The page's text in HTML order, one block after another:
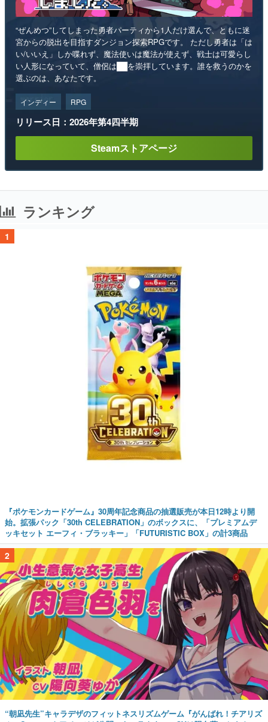
“ぜんめつ”してしまった勇者パーティから1人だけ選んで、ともに迷
宮からの脱出を目指すダンジョン探索RPGです。 ただし勇者は「は
い/いいえ」しか喋れず、魔法使いは魔法が使えず、戦士は可愛らし
い人形になっていて、僧侶は██を崇拝しています。誰を救うのかを
選ぶのは、あなたです。
インディー RPG
リリース日：2026年第4四半期
Steamストアページ
ランキング
1
『ポケモンカードゲーム』30周年記念商品の抽選販売が本日12時より開
始。拡張パック「30th CELEBRATION」のボックスに、「プレミアムデ
ッキセット エーフィ・ブラッキー」「FUTURISTIC BOX」の計3商品
2
“朝凪先生”キャラデザのフィットネスリズムゲーム『がんばれ！チアリズ